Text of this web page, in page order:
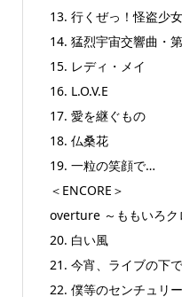
13. 行くぜっ！怪盗少
14. 猛烈宇宙交響曲・
15. レディ・メイ
16. L.O.V.E
17. 愛を継ぐもの
18. 仏桑花
19. 一粒の笑顔で…
＜ENCORE＞
overture ～ももいろク
20. 白い風
21. 今宵、ライブの下で
22. 僕等のセンチュリー